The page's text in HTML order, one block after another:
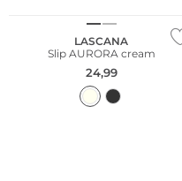
LASCANA
Slip AURORA cream
24,99